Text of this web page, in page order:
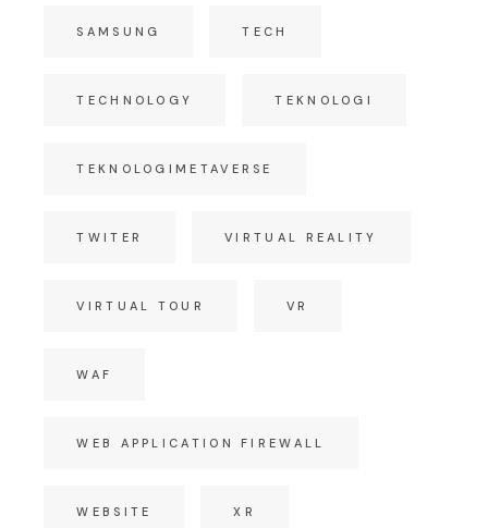
SAMSUNG TECH
TECHNOLOGY TEKNOLOGI
TEKNOLOGIMETAVERSE
TWITER VIRTUAL REALITY
VIRTUAL TOUR VR
WAF
WEB APPLICATION FIREWALL
WEBSITE XR